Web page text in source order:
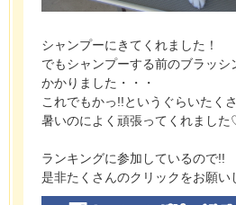
シャンプーにきてくれました！
でもシャンプーする前のブラッシ
かかりました・・・
これでもかっ!!というぐらいたく
暑いのによく頑張ってくれまし
ランキングに参加しているので!!
是非たくさんのクリックをお願